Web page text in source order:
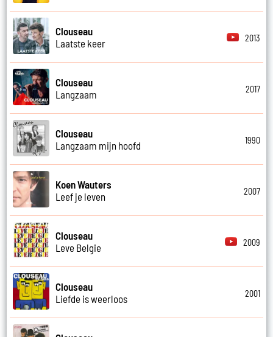
Clouseau
Laatste keer
2013
Clouseau
Langzaam
2017
Clouseau
Langzaam mijn hoofd
1990
Koen Wauters
Leef je leven
2007
Clouseau
Leve Belgie
2009
Clouseau
Liefde is weerloos
2001